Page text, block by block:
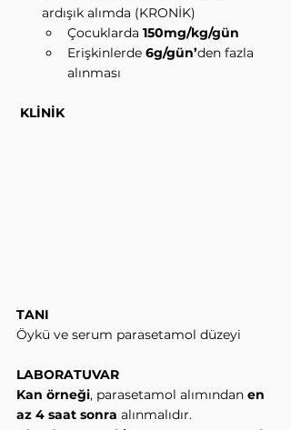
ardışık alımda (KRONİK)
Çocuklarda 150mg/kg/gün
Erişkinlerde 6g/gün’den fazla
alınması
KLİNİK
TANI
Öykü ve serum parasetamol düzeyi
LABORATUVAR
Kan örneği, parasetamol alımından en
az 4 saat sonra alınmalıdır.